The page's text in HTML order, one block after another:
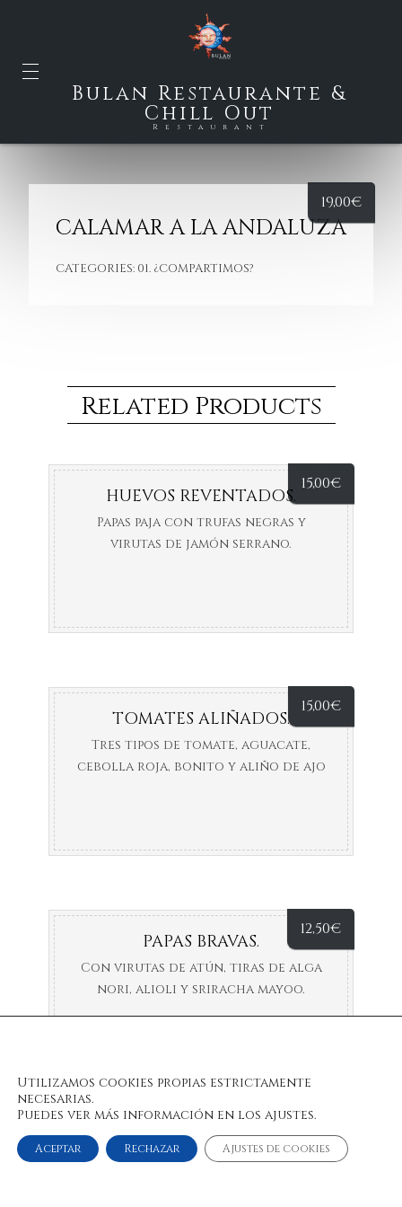
Bulan Restaurante &
Chill Out
Restaurant
CALAMAR A LA ANDALUZA
CATEGORIES: 01. ¿COMPARTIMOS?
19,00€
Related Products
15,00€
HUEVOS REVENTADOS.
Papas paja con trufas negras y
virutas de jamón serrano.
15,00€
TOMATES ALIÑADOS.
Tres tipos de tomate, aguacate,
cebolla roja, bonito y aliño de ajo
12,50€
PAPAS BRAVAS.
Con virutas de atún, tiras de alga
nori, alioli y sriracha mayoo.
Utilizamos cookies propias estrictamente
necesarias.
Puedes ver más información en los ajustes.
Aceptar Rechazar Ajustes de cookies